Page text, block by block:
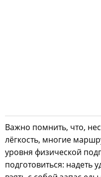
Важно помнить, что,
лёгкость, многие
уровня физической
подготовиться: надеть